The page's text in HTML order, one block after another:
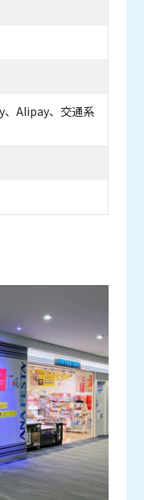
、Alipay、交通系